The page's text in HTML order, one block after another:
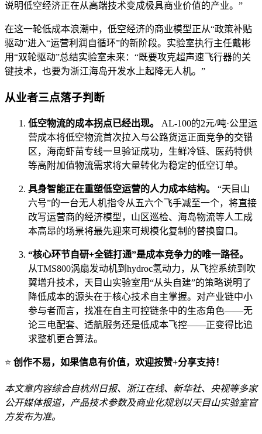
说明低空经济正在从高端技术变成极具商业价值的产业。”
在这一轮低成本浪潮中，低空经济的商业模型正从“政策补贴
驱动”进入“运营利润自循环”的新阶段。实验室执行主任戴彬
用“双轮驱动”总结实验室未来：“既要攻克超声速飞行器的关
键技术，也要为浙江海岛开发水上起降无人机。”
从业者三点落子判断
低空物流的成本拐点已经出现。
AL-100的2元/吨·公里运
营成本将低空物流首次拉入与公路货运正面竞争的交错
区，海南虾苗专线一旦验证成功，生鲜冷链、医药特供
等高附加值物流需求将大量转化为稳定的低空订单。
具身智能正在重塑低空运营的人力成本结构。
“天目山
六号”的一台无人机指令从五六个飞手减至一个，将直接
改写运营商的经济模型，山区巡检、海岛物流等人工成
本高昂的场景将最先迎来可规模化复制的替换窗口。
“核心环节自研+全链打通”是成本竞争力的唯一路径。
从TMS800涡扇发动机到hydroc氢动力，从飞控系统到吹
翼增升技术，天目山实验室用“从头自建”的策略说明了
降低成本的源头在于核心技术自主掌握。对产业链中小
参与者而言，找准在自主可控链条中的生态角色——无
论三电配套、适航服务还是低成本飞控——正变得比追
求整机更合算法。
⭐ 创作不易，如果信息有价值，欢迎按赞+分享支持！
本文章内容综合自杭州日报、浙江在线、新华社、央视等多家
公开媒体报道，产品技术参数及商业化规划以天目山实验室官
方发布为准。